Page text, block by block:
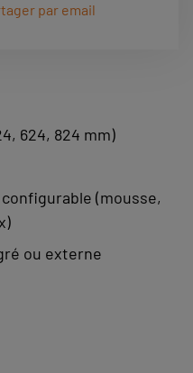
coûteuse et
l’utilisateur
aléatoires de
par email
624, 824 mm)
(mousse,
ou externe